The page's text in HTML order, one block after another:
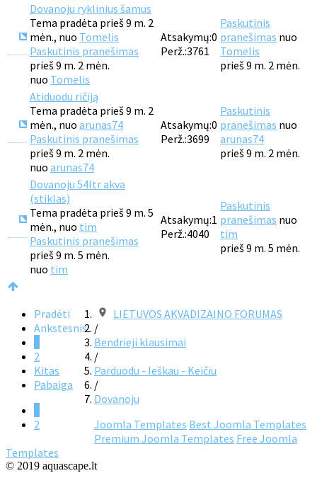
Dovanoju ryklinius šamus
Tema pradėta prieš 9 m. 2
mėn., nuo Tomelis
Paskutinis pranešimas
prieš 9 m. 2 mėn.
nuo Tomelis
Atsakymų:0
Perž.:3761
Paskutinis
pranešimas nuo
Tomelis
prieš 9 m. 2 mėn.
Atiduodu ričiją
Tema pradėta prieš 9 m. 2
mėn., nuo arunas74
Paskutinis pranešimas
prieš 9 m. 2 mėn.
nuo arunas74
Atsakymų:0
Perž.:3699
Paskutinis
pranešimas nuo
arunas74
prieš 9 m. 2 mėn.
Dovanoju 54ltr akva
(stiklas)
Tema pradėta prieš 9 m. 5
mėn., nuo tim
Paskutinis pranešimas
prieš 9 m. 5 mėn.
nuo tim
Atsakymų:1
Perž.:4040
Paskutinis
pranešimas nuo
tim
prieš 9 m. 5 mėn.
Pradėti
Ankstesnis
2
Kitas
Pabaiga
2
LIETUVOS AKVADIZAINO FORUMAS
/
Bendrieji klausimai
/
Parduodu - Ieškau - Keičiu
/
Dovanoju
Joomla Templates Best Joomla Templates
Premium Joomla Templates Free Joomla
Templates
© 2019 aquascape.lt